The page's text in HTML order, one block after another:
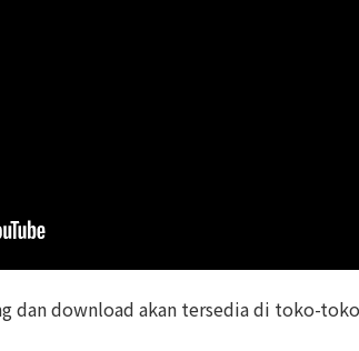
dan download akan tersedia di toko-